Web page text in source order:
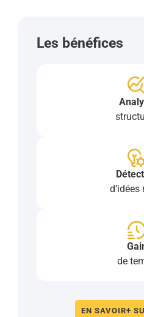
Les bénéfices
d’idées
de
EN SAVOIR+